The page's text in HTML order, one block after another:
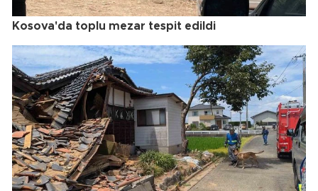
Kosova'da toplu mezar tespit edildi